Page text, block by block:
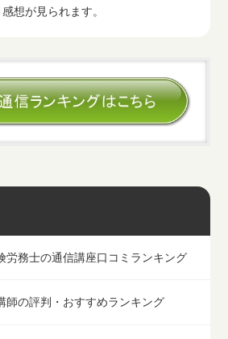
想が見られます。
労務士の通信講座口コミランキング
師の評判・おすすめランキング